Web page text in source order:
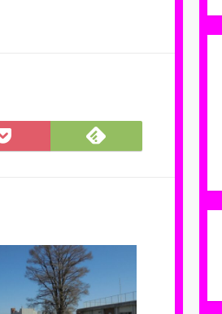
Pocket
に
Feedly
で